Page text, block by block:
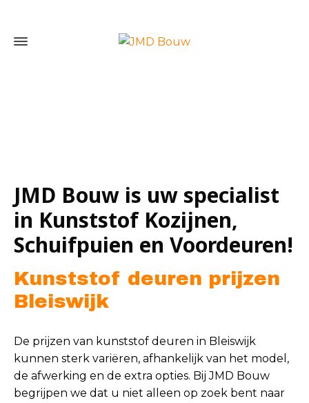
JMD Bouw is uw specialist
in Kunststof Kozijnen,
Schuifpuien en Voordeuren!
Kunststof deuren prijzen
Bleiswijk
De prijzen van kunststof deuren in Bleiswijk
kunnen sterk variëren, afhankelijk van het model,
de afwerking en de extra opties. Bij JMD Bouw
begrijpen we dat u niet alleen op zoek bent naar